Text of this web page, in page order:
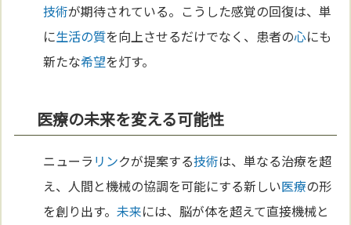
技術が期待されている。こうした感覚の回復は、単
に生活の質を向上させるだけでなく、患者の心にも
新たな希望を灯す。
医療の未来を変える可能性
ニューラ リンクが提案する技術は、単なる治療を超
え、人間と機械の協調を可能にする新しい医療の形
を創り出す。未来には、脳が体を超えて直接機械と